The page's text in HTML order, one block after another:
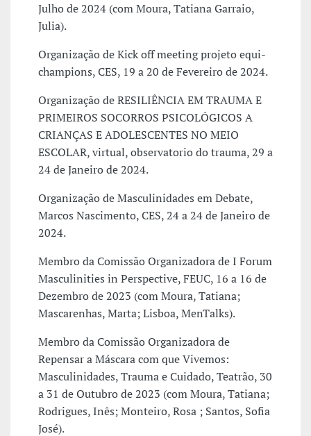
Julho de 2024 (com Moura, Tatiana Garraio,
Julia).
Organização de Kick off meeting projeto equi-
champions, CES, 19 a 20 de Fevereiro de 2024.
Organização de RESILIÊNCIA EM TRAUMA E
PRIMEIROS SOCORROS PSICOLÓGICOS A
CRIANÇAS E ADOLESCENTES NO MEIO
ESCOLAR, virtual, observatorio do trauma, 29 a
24 de Janeiro de 2024.
Organização de Masculinidades em Debate,
Marcos Nascimento, CES, 24 a 24 de Janeiro de
2024.
Membro da Comissão Organizadora de I Forum
Masculinities in Perspective, FEUC, 16 a 16 de
Dezembro de 2023 (com Moura, Tatiana;
Mascarenhas, Marta; Lisboa, MenTalks).
Membro da Comissão Organizadora de
Repensar a Máscara com que Vivemos:
Masculinidades, Trauma e Cuidado, Teatrão, 30
a 31 de Outubro de 2023 (com Moura, Tatiana;
Rodrigues, Inês; Monteiro, Rosa ; Santos, Sofia
José).